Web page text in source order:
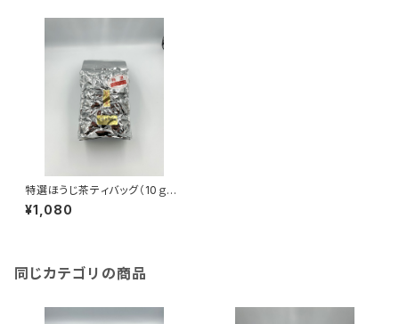
特選ほうじ茶ティバッグ（10ｇ×5
0）
¥1,080
同じカテゴリの商品